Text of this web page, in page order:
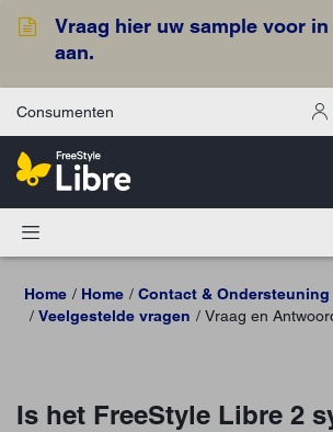
Vraag hier uw sample voor
aan.
Consumenten
Home Home
Contact & Ondersteuning
Veelgestelde vragen
Vraag en
Is het FreeStyle Libre 2